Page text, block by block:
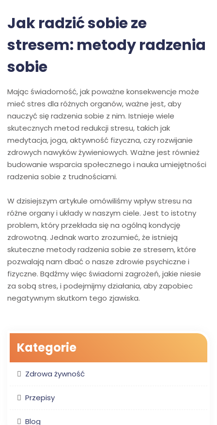
Jak radzić sobie ze
stresem: metody radzenia
sobie
Mając świadomość, jak poważne konsekwencje może
mieć stres dla różnych organów, ważne jest, aby
nauczyć się radzenia sobie z nim. Istnieje wiele
skutecznych metod redukcji stresu, takich jak
medytacja, joga, aktywność fizyczna, czy rozwijanie
zdrowych nawyków żywieniowych. Ważne jest również
budowanie wsparcia społecznego i nauka umiejętności
radzenia sobie z trudnościami.
W dzisiejszym artykule omówiliśmy wpływ stresu na
różne organy i układy w naszym ciele. Jest to istotny
problem, który przekłada się na ogólną kondycję
zdrowotną. Jednak warto zrozumieć, że istnieją
skuteczne metody radzenia sobie ze stresem, które
pozwalają nam dbać o nasze zdrowie psychiczne i
fizyczne. Bądźmy więc świadomi zagrożeń, jakie niesie
za sobą stres, i podejmijmy działania, aby zapobiec
negatywnym skutkom tego zjawiska.
Kategorie
Zdrowa żywność
Przepisy
Blog